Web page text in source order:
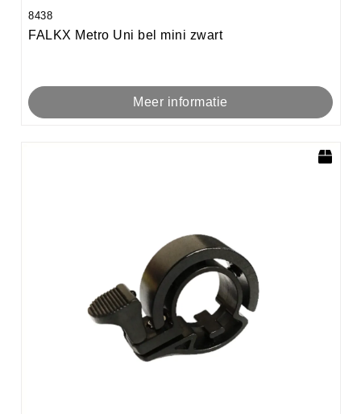
8438
FALKX Metro Uni bel mini zwart
Meer informatie